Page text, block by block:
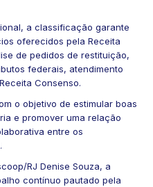
a classificação garante
oferecidos pela Receita
de pedidos de restituição,
federais, atendimento
Consenso.
o objetivo de estimular boas
e promover uma relação
entre os
RJ Denise Souza, a
contínuo pautado pela